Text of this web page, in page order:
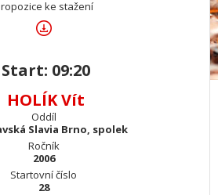
ke stažení
Start: 09:20
HOLÍK Vít
Oddíl
Slavia Brno, spolek
Ročník
2006
Startovní číslo
28